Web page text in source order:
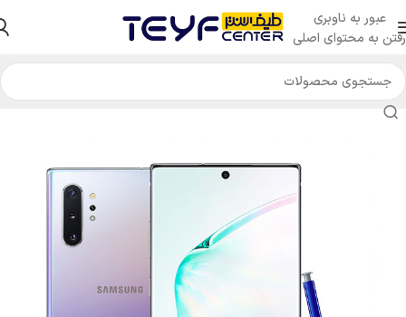
عبور به ناوبری
رفتن به محتوای اصلی
خانه/کالای دیجیتال/گوشی موبایل